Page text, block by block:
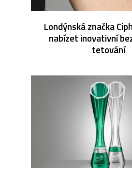
Londýnská značka
nabízet inovativní
tetování